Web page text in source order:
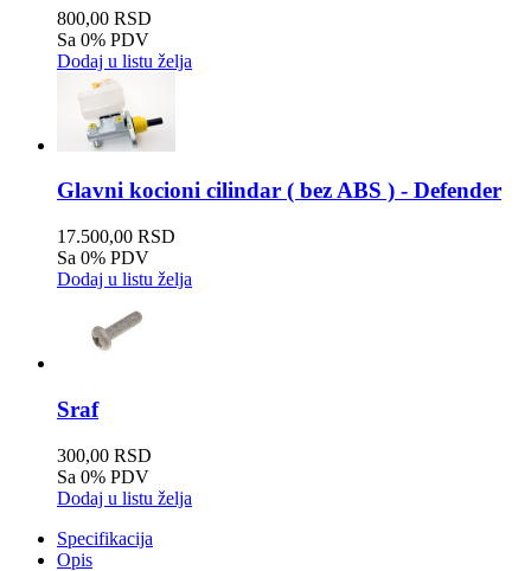
800,00 RSD
Sa 0% PDV
Dodaj u listu želja
Glavni kocioni cilindar ( bez ABS ) - Defender
17.500,00 RSD
Sa 0% PDV
Dodaj u listu želja
Sraf
300,00 RSD
Sa 0% PDV
Dodaj u listu želja
Specifikacija
Opis